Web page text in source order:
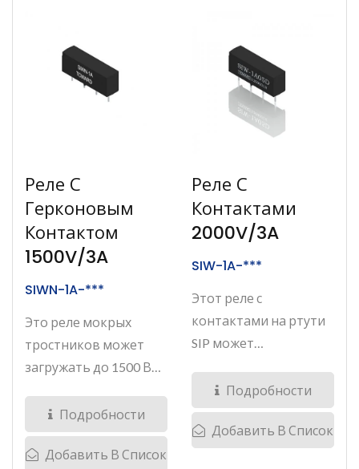
Реле С
Герконовым
Контактом
1500V/3A
SIWN-1A-***
Это реле мокрых
тростников может
загружать до 1500 В
Подробности
Добавить В Список
Реле С
Контактами
2000V/3A
SIW-1A-***
Этот реле с
контактами на ртути
SIP может
Подробности
Добавить В Список